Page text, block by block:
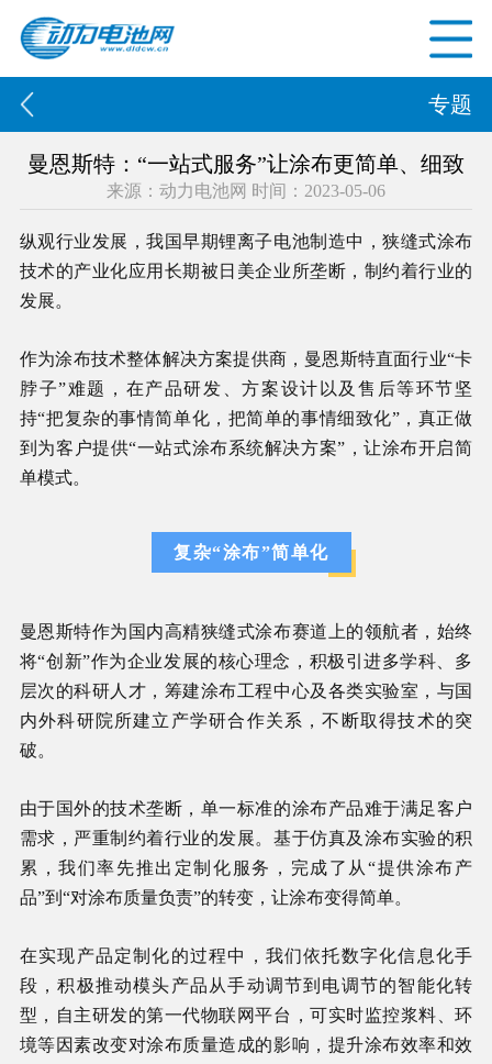
专题
曼恩斯特：“一站式服务”让涂布更简单、细致
来源：动力电池网 时间：2023-05-06
纵观行业发展，我国早期锂离子电池制造中，狭缝式涂布
技术的产业化应用长期被日美企业所垄断，制约着行业的
发展。
作为涂布技术整体解决方案提供商，曼恩斯特直面行业“卡
脖子”难题，在产品研发、方案设计以及售后等环节坚
持“把复杂的事情简单化，把简单的事情细致化”，真正做
到为客户提供“一站式涂布系统解决方案”，让涂布开启简
单模式。
复杂“涂布”简单化
曼恩斯特作为国内高精狭缝式涂布赛道上的领航者，始终
将“创新”作为企业发展的核心理念，积极引进多学科、多
层次的科研人才，筹建涂布工程中心及各类实验室，与国
内外科研院所建立产学研合作关系，不断取得技术的突
破。
由于国外的技术垄断，单一标准的涂布产品难于满足客户
需求，严重制约着行业的发展。基于仿真及涂布实验的积
累，我们率先推出定制化服务，完成了从“提供涂布产
品”到“对涂布质量负责”的转变，让涂布变得简单。
在实现产品定制化的过程中，我们依托数字化信息化手
段，积极推动模头产品从手动调节到电调节的智能化转
型，自主研发的第一代物联网平台，可实时监控浆料、环
境等因素改变对涂布质量造成的影响，提升涂布效率和效